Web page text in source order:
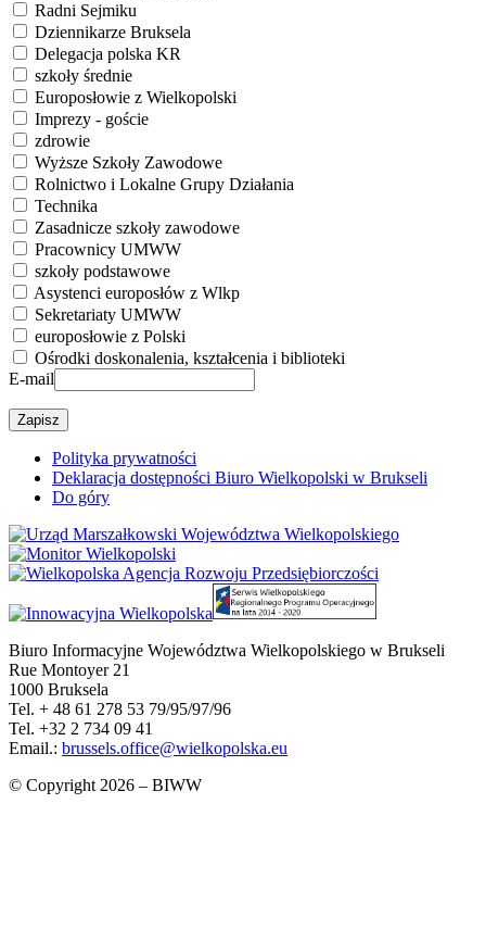
Radni Sejmiku
Dziennikarze Bruksela
Delegacja polska KR
szkoły średnie
Europosłowie z Wielkopolski
Imprezy - goście
zdrowie
Wyższe Szkoły Zawodowe
Rolnictwo i Lokalne Grupy Działania
Technika
Zasadnicze szkoły zawodowe
Pracownicy UMWW
szkoły podstawowe
Asystenci europosłów z Wlkp
Sekretariaty UMWW
europosłowie z Polski
Ośrodki doskonalenia, kształcenia i biblioteki
E-mail
Polityka prywatności
Deklaracja dostępności Biuro Wielkopolski w Brukseli
Do góry
Biuro Informacyjne Województwa Wielkopolskiego w Brukseli
Rue Montoyer 21
1000 Bruksela
Tel. + 48 61 278 53 79/95/97/96
Tel. +32 2 734 09 41
Email.: brussels.office@wielkopolska.eu
© Copyright 2026 – BIWW